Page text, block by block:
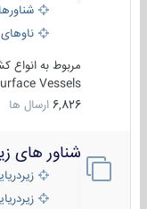
ناوهای
مربوط به انواع
Vessels
6,826 ارسال ها
شناور های